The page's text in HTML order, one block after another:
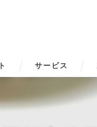
サービス